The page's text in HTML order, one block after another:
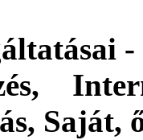
Saját,